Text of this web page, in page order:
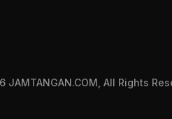
All Rights